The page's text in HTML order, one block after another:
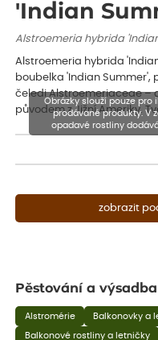
'Indian
Alstroemeria hybrida
Alstroemeria hybrida
boubelka 'Indian Summer',
čeledi Alstroemeriaceae –
původem z Jižní Ameriky.
zobrazit
Obrázky slouží pouze
prodávané produkty. V
opadavé rostliny
Rostliny mohou být také
Pěstování a výsadba
Alstromérie Balkonovky a
Balkonové rostliny a letničky